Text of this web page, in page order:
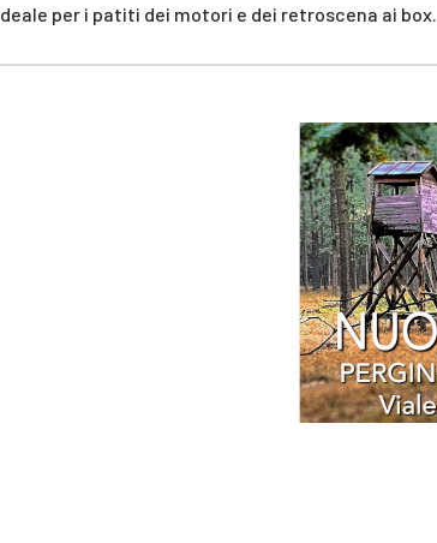
per i patiti dei motori e dei retroscena ai box.